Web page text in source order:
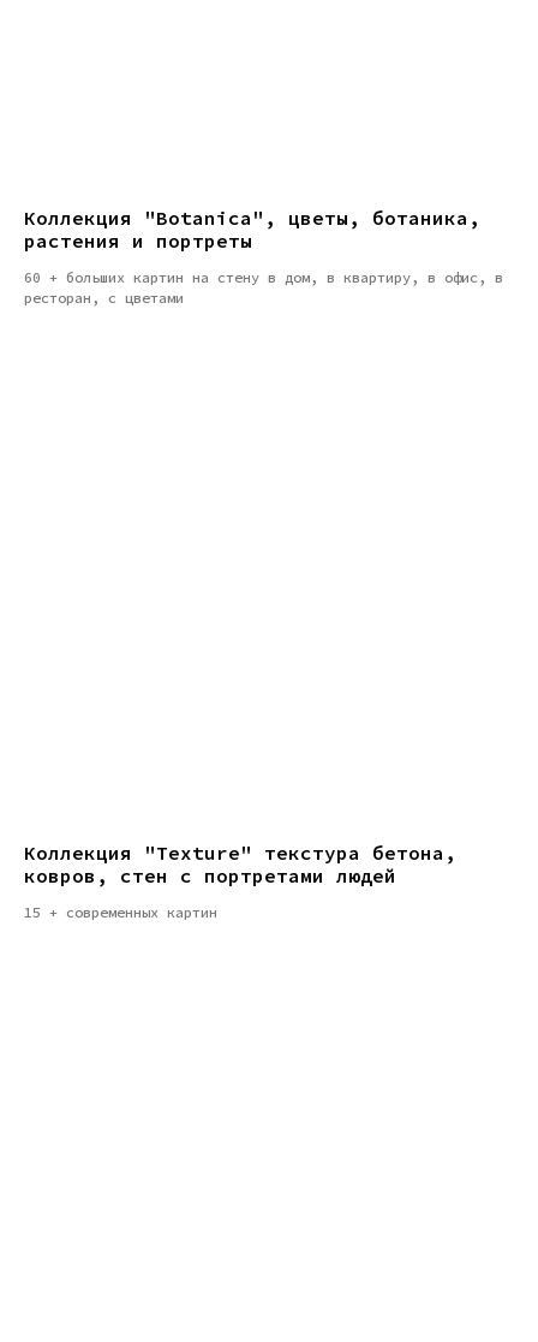
Коллекция "Botanica", цветы, ботаника,
растения и портреты
60 + больших картин на стену в дом, в квартиру, в офис, в
ресторан, с цветами
Коллекция "Texture" текстура бетона,
ковров, стен с портретами людей
15 + современных картин